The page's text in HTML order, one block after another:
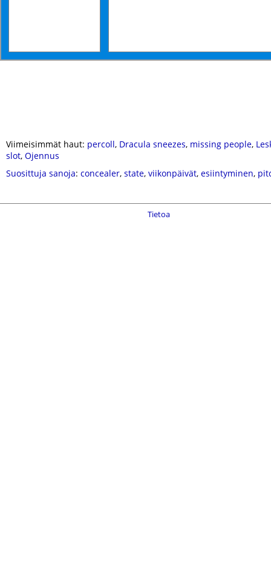
Viimeisimmät haut: percoll, Dracula sneezes, missing people,
slot, Ojennus
Suosittuja sanoja: concealer, state, viikonpäivät, esiintyminen,
Tietoa